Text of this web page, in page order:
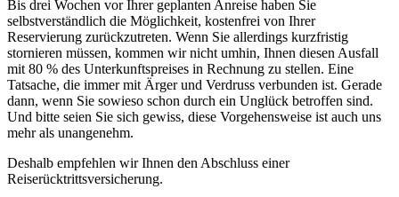
Bis drei Wochen vor Ihrer geplanten Anreise haben Sie
selbstverständlich die Möglichkeit, kostenfrei von Ihrer
Reservierung zurückzutreten. Wenn Sie allerdings kurzfristig
stornieren müssen, kommen wir nicht umhin, Ihnen diesen Ausfall
mit 80 % des Unterkunftspreises in Rechnung zu stellen. Eine
Tatsache, die immer mit Ärger und Verdruss verbunden ist. Gerade
dann, wenn Sie sowieso schon durch ein Unglück betroffen sind.
Und bitte seien Sie sich gewiss, diese Vorgehensweise ist auch uns
mehr als unangenehm.
Deshalb empfehlen wir Ihnen den Abschluss einer
Reiserücktrittsversicherung.